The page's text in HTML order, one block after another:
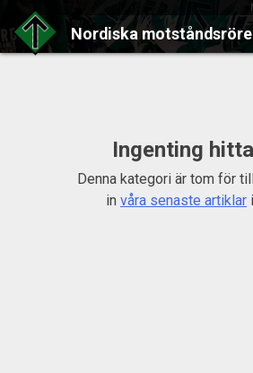
Nordiska
Ingenting
Denna kategori är tom för
in våra senaste artiklar